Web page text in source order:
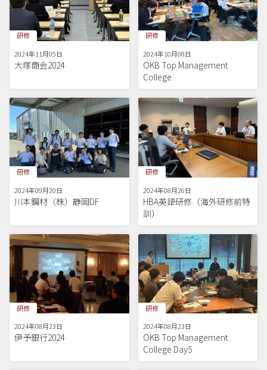
研修
2024年11月05日
大塚商会2024
研修
2024年10月08日
OKB Top Management
College
研修
2024年09月20日
川本鋼材（株）静岡DF
研修
2024年08月26日
HBA英語研修（海外研修前特
訓）
研修
2024年08月23日
伊予銀行2024
研修
2024年08月23日
OKB Top Management
College Day5